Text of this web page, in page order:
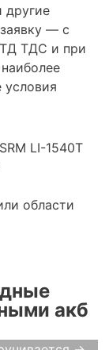
другие
— с
ТДС и при
LI-1540Т
области
акб